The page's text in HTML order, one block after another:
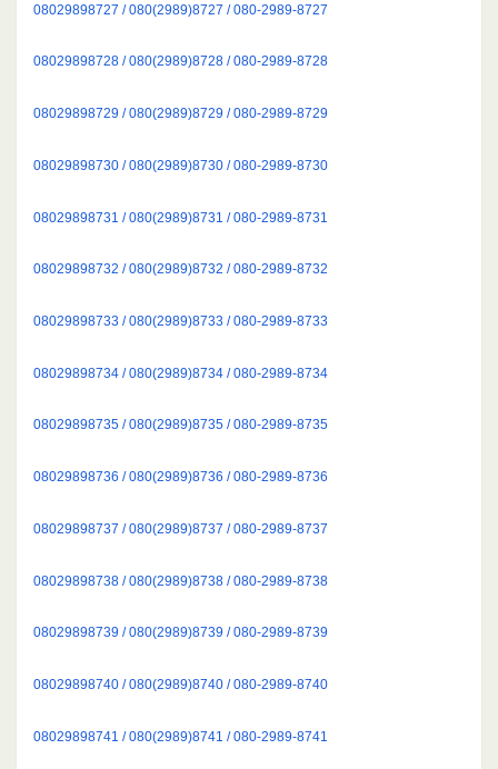
08029898727 / 080(2989)8727 / 080-2989-8727
08029898728 / 080(2989)8728 / 080-2989-8728
08029898729 / 080(2989)8729 / 080-2989-8729
08029898730 / 080(2989)8730 / 080-2989-8730
08029898731 / 080(2989)8731 / 080-2989-8731
08029898732 / 080(2989)8732 / 080-2989-8732
08029898733 / 080(2989)8733 / 080-2989-8733
08029898734 / 080(2989)8734 / 080-2989-8734
08029898735 / 080(2989)8735 / 080-2989-8735
08029898736 / 080(2989)8736 / 080-2989-8736
08029898737 / 080(2989)8737 / 080-2989-8737
08029898738 / 080(2989)8738 / 080-2989-8738
08029898739 / 080(2989)8739 / 080-2989-8739
08029898740 / 080(2989)8740 / 080-2989-8740
08029898741 / 080(2989)8741 / 080-2989-8741